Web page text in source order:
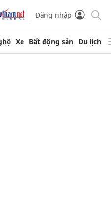
Đăng nhập
Xe Bất động sản Du lịch